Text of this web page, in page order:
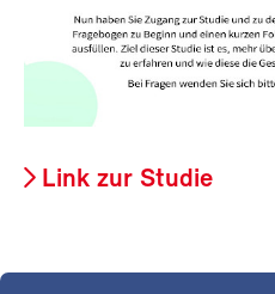
Link zur Studie